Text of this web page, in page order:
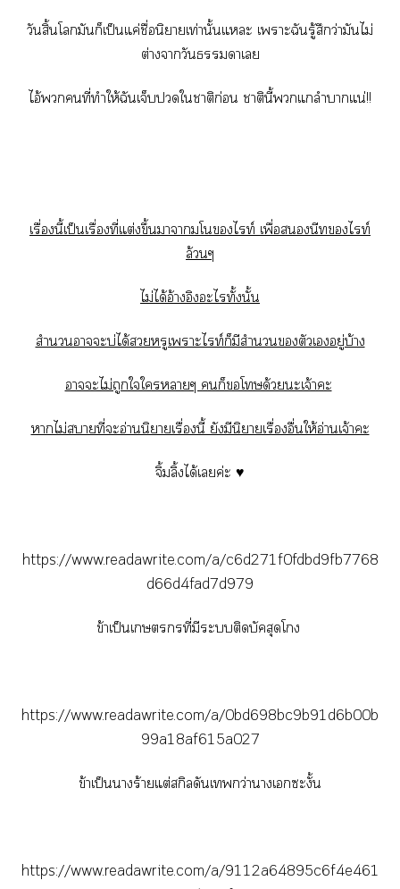
วันสิ้นโมันก็เป็นแค่ชื่อนิยายเท่านั้นแะ เาะฉันรู้สึกว่ามันไม่
ต่างาวันาเ
ไอ้คนที่ทำให้ฉันเจ็บใาติก่อน าตินี้แกลำาแน่!!
เรื่องนี้เป็นเรื่องที่แต่งขึ้นาาโไท์ เพื่อนีทไท์
ล้วนๆ
ไม่ได้อ้างอิงะไทั้งนั้น
สำนวนาะบ่ได้หรูเาะไท์ก็มีสำนวนตัวเอยู่บ้าง
าะไม่ถูกใใาๆ ก็โด้วยะเจ้าะ
าไม่าที่ะอ่านนิยายเรื่องนี้ ยังมีนิาเรื่องอื่นให้อ่านเจ้าะ
จิ้มลิ้งได้เค่ะ ♥
https://www.readawrite.com/a/c6d271f0fdbd9fb7768
d66d4fad7d979
ข้าเป็นเที่มีะติดบัคสุดโ
https://www.readawrite.com/a/0bd698bc9b91d6b00b
99a18af615a027
ข้าเป็นาร้ายแต่สกิลดันเกว่านางเะงั้น
https://www.readawrite.com/a/9112a64895c6f4e461